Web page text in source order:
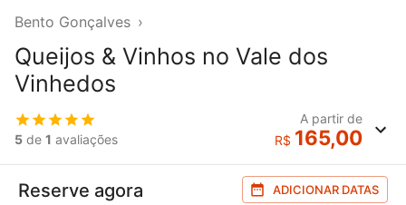
Bento Gonçalves ›
Queijos & Vinhos no Vale dos
Vinhedos
5 de 1 avaliações
A partir de
R$ 165,00
Reserve agora ADICIONAR DATAS